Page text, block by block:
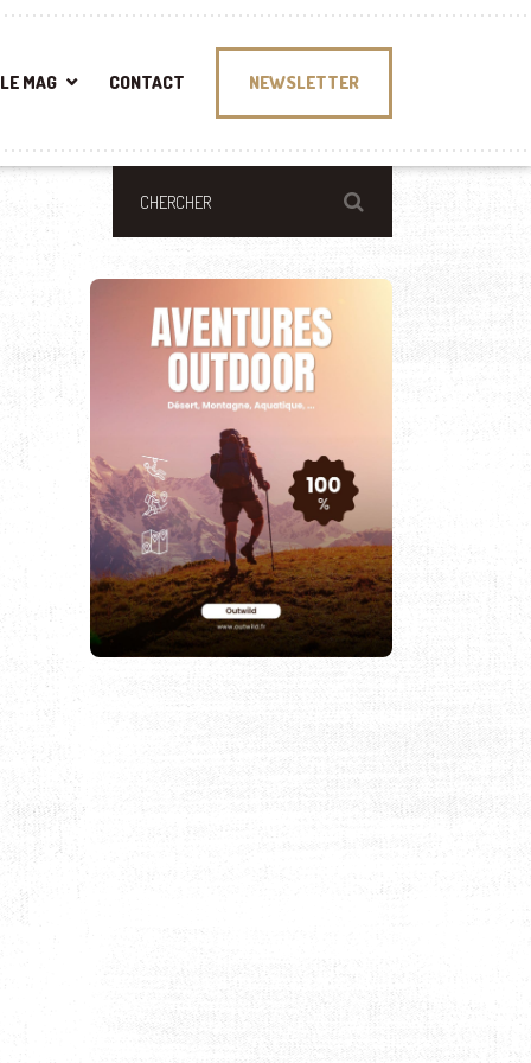
LE MAG CONTACT NEWSLETTER